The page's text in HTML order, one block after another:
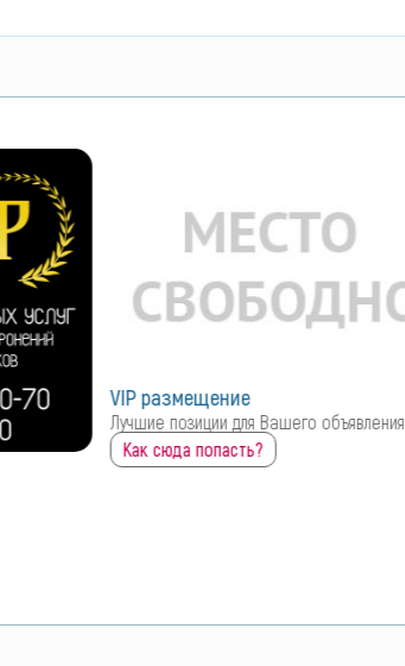
VIP размещение
Лучшие позиции для Вашего объявления
Как сюда попасть?